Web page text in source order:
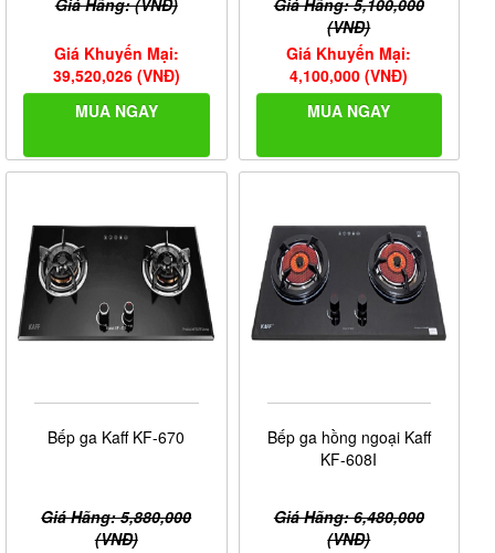
do công ty Giovani cung
Giá Khuyến Mại:
39,520,026 (VNĐ)
MUA NGAY
(VNĐ)
Giá Khuyến Mại:
4,100,000 (VNĐ)
MUA NGAY
Bếp ga Kaff KF-670
Giá Hãng: 5,880,000
(VNĐ)
Bếp ga hồng ngoại Kaff
KF-608I
Giá Hãng: 6,480,000
(VNĐ)